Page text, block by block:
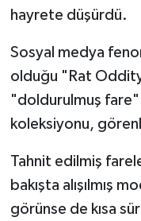
hayrete düşürdü.
Sosyal medya
olduğu "Rat
"doldurulmuş fare"
koleksiyonu,
Tahnit edilmiş
bakışta alışılmış
görünse de kısa